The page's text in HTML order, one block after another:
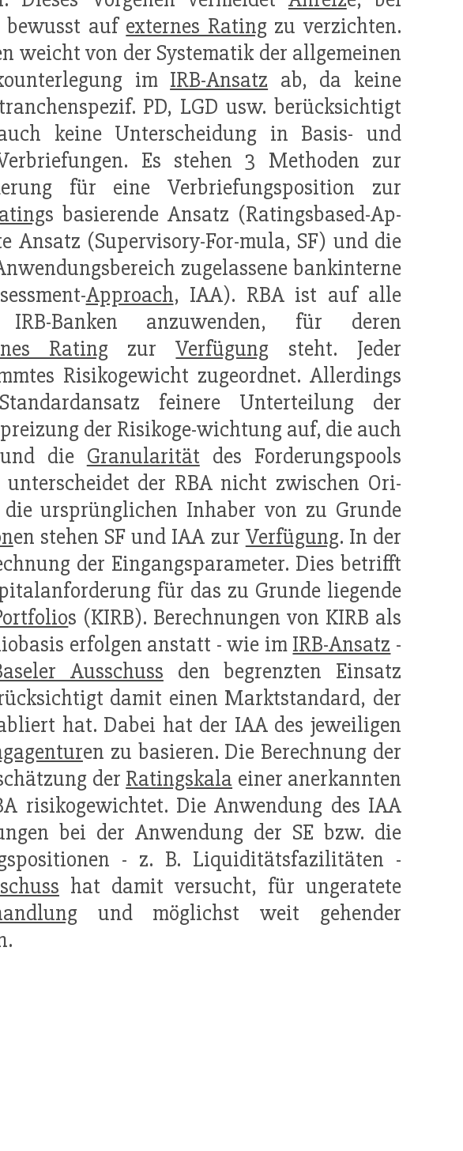
bewusst auf externes Ratingzu verzichten.
weicht von der Systematik der allgemeinen
im IRB-Ansatz ab, da keine
PD, LGD usw. berücksichtigt
keine Unterscheidung in Basis- und
Es stehen 3 Methoden zur
für eine Verbriefungsposition zur
s basierende Ansatz (Ratingsbased-Ap-
Ansatz (Supervisory-For-mula, SF) und die
zugelassene bankinterne
Approach, IAA). RBA ist auf alle
IRB-Banken anzuwenden, für deren
RatingzurVerfügung steht. Jeder
Risikogewicht zugeordnet. Allerdings
feinere Unterteilung der
der Risikoge-wichtung auf, die auch
und die Granularität des Forderungspools
der RBA nicht zwischen Ori-
ursprünglichen Inhaber von zu Grunde
en stehen SF und IAA zur Verfügung. In der
der Eingangsparameter. Dies betrifft
für das zu Grunde liegende
s (KIRB). Berechnungen von KIRB als
erfolgen anstatt - wie im IRB-Ansatz -
Ausschuss den begrenzten Einsatz
damit einen Marktstandard, der
hat. Dabei hat der IAA des jeweiligen
en zu basieren. Die Berechnung der
der Ratingskala einer anerkannten
risikogewichtet. Die Anwendung des IAA
bei der Anwendung der SE bzw. die
- z. B. Liquiditätsfazilitäten -
hat damit versucht, für ungeratete
und möglichst weit gehender